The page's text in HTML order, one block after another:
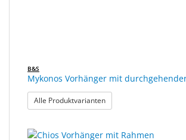
B&S
Mykonos Vorhänger mit
Alle Produktvarianten: Mykonos Vorhänger